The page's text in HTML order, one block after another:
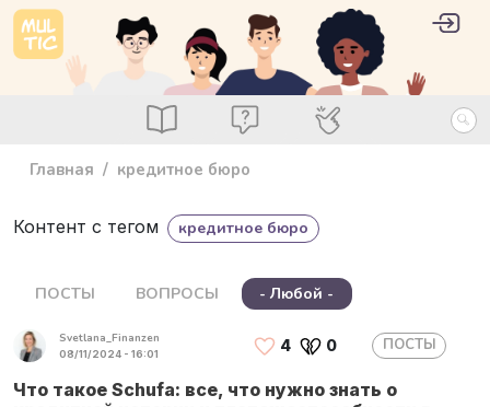
Перейти к основному содержанию
Посты ВопросыСпециалисты
User
Главная кредитное бюро
Контент с тегом кредитное бюро
ПОСТЫ ВОПРОСЫ - Любой -
Svetlana_Finanzen
08/11/2024 - 16:01 4 0 ПОСТЫ
Что такое Schufa: все, что нужно знать о